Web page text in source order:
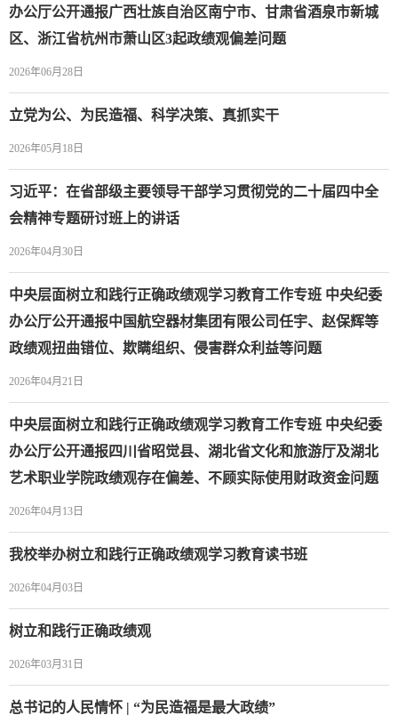
办公厅公开通报广西壮族自治区南宁市、甘肃省酒泉市新城
区、浙江省杭州市萧山区3起政绩观偏差问题
2026年06月28日
立党为公、为民造福、科学决策、真抓实干
2026年05月18日
习近平：在省部级主要领导干部学习贯彻党的二十届四中全
会精神专题研讨班上的讲话
2026年04月30日
中央层面树立和践行正确政绩观学习教育工作专班 中央纪委
办公厅公开通报中国航空器材集团有限公司任宇、赵保辉等
政绩观扭曲错位、欺瞒组织、侵害群众利益等问题
2026年04月21日
中央层面树立和践行正确政绩观学习教育工作专班 中央纪委
办公厅公开通报四川省昭觉县、湖北省文化和旅游厅及湖北
艺术职业学院政绩观存在偏差、不顾实际使用财政资金问题
2026年04月13日
我校举办树立和践行正确政绩观学习教育读书班
2026年04月03日
树立和践行正确政绩观
2026年03月31日
总书记的人民情怀 | “为民造福是最大政绩”